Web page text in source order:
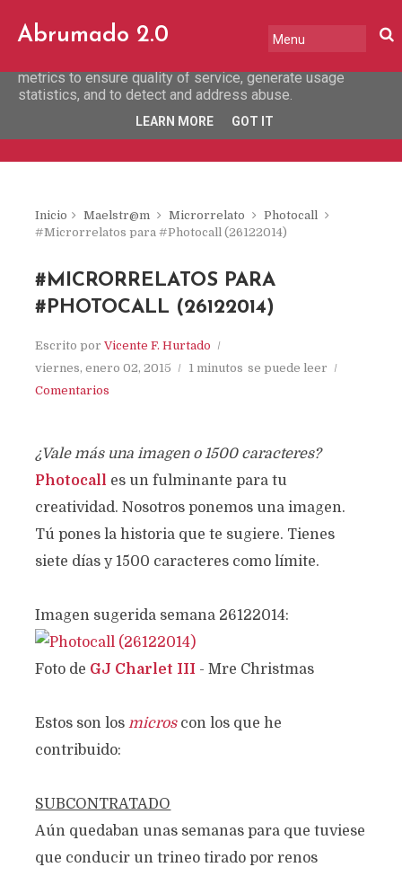
Abrumado 2.0
Inicio Maelstr@m Microrrelato
Photocall
#Microrrelatos para #Photocall (26122014)
#MICRORRELATOS PARA
#PHOTOCALL (26122014)
Escrito porVicente F. Hurtado
viernes, enero 02, 2015
1 minutos se puede leer
Comentarios
¿Vale más una imagen o 1500 caracteres?
Photocall es un fulminante para tu
creatividad. Nosotros ponemos una imagen.
Tú pones la historia que te sugiere. Tienes
siete días y 1500 caracteres como límite.
Imagen sugerida semana 26122014:
Foto de GJ Charlet III - Mre Christmas
Estos son losmicroscon los que he
contribuido:
SUBCONTRATADO
Aún quedaban unas semanas para que tuviese
que conducir un trineo tirado por renos
This site uses cookies from Google to deliver its services
and to analyze traffic. Your IP address and user-agent are
metrics to ensure quality of service, generate usage
statistics, and to detect and address abuse.
LEARN MORE GOT IT